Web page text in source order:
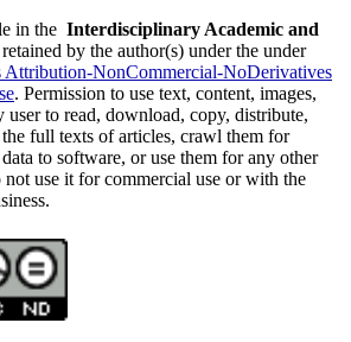
in the Interdisciplinary Academic and
by the author(s) under the under
Attribution-NonCommercial-NoDerivatives
. Permission to use text, content, images,
to read, download, copy, distribute,
full texts of articles, crawl them for
to software, or use them for any other
use it for commercial use or with the